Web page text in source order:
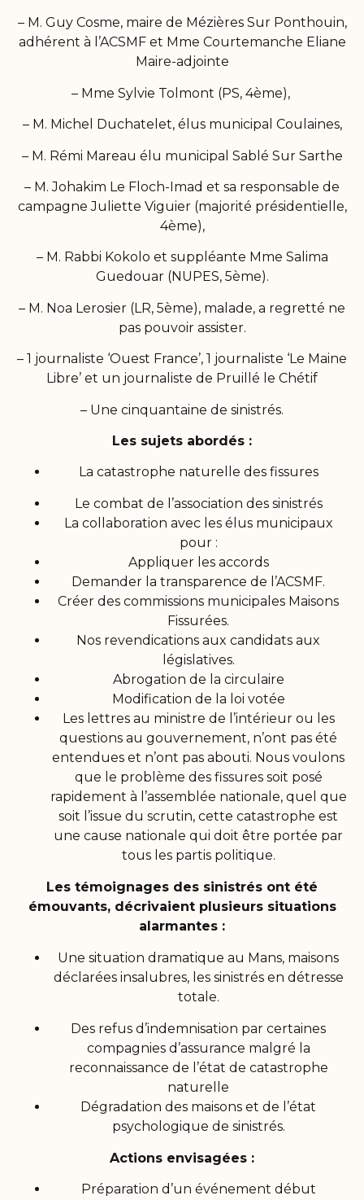
– M. Guy Cosme, maire de Mézières Sur Ponthouin,
adhérent à l’ACSMF et Mme Courtemanche Eliane
Maire-adjointe
– Mme Sylvie Tolmont (PS, 4ème),
– M. Michel Duchatelet, élus municipal Coulaines,
– M. Rémi Mareau élu municipal Sablé Sur Sarthe
– M. Johakim Le Floch-Imad et sa responsable de
campagne Juliette Viguier (majorité présidentielle,
4ème),
– M. Rabbi Kokolo et suppléante Mme Salima
Guedouar (NUPES, 5ème).
– M. Noa Lerosier (LR, 5ème), malade, a regretté ne
pas pouvoir assister.
– 1 journaliste ‘Ouest France’, 1 journaliste ‘Le Maine
Libre’ et un journaliste de Pruillé le Chétif
– Une cinquantaine de sinistrés.
Les sujets abordés :
La catastrophe naturelle des fissures
Le combat de l’association des sinistrés
La collaboration avec les élus municipaux
pour :
Appliquer les accords
Demander la transparence de l’ACSMF.
Créer des commissions municipales Maisons
Fissurées.
Nos revendications aux candidats aux
législatives.
Abrogation de la circulaire
Modification de la loi votée
Les lettres au ministre de l’intérieur ou les
questions au gouvernement, n’ont pas été
entendues et n’ont pas abouti. Nous voulons
que le problème des fissures soit posé
rapidement à l’assemblée nationale, quel que
soit l’issue du scrutin, cette catastrophe est
une cause nationale qui doit être portée par
tous les partis politique.
Les témoignages des sinistrés ont été
émouvants, décrivaient plusieurs situations
alarmantes :
Une situation dramatique au Mans, maisons
déclarées insalubres, les sinistrés en détresse
totale.
Des refus d’indemnisation par certaines
compagnies d’assurance malgré la
reconnaissance de l’état de catastrophe
naturelle
Dégradation des maisons et de l’état
psychologique de sinistrés.
Actions envisagées :
Préparation d’un événement début